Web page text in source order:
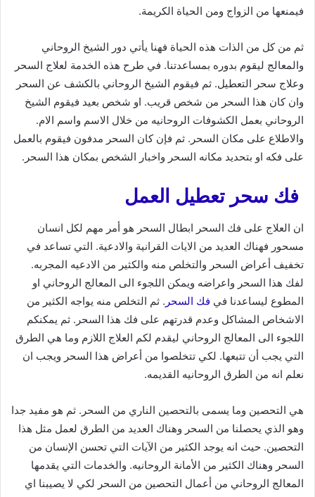
فيمنعها من الزواج ومن الحياة الكريمة.
ثم من كل من الذات هذه الحياة فهنا يأتي دور الشيخ الروحاني
والمعالج ليقوم بدوره بمساعدتنا. في طرح هذه الخدمة لعلاج السحر
وعلاج سحر التعطيل. ثم فيقوم الشيخ الروحاني بالكشف عن السحر
وان كان هذا السحر من شخص قريب. او شخص بعيد فيقوم الشيخ
الروحاني بعمل الكشوفات الروحانيه من خلال الاسم واسم الام.
والاطلاع على مكان السحر. ثم فإن كان السحر مدفون فيقوم بالعمل
على فكه او بتحديد مكانه السحر واخبار الشخص بمكان هذا السحر.
فك سحر تعطيل العمل
ان العلاج على فك السحر ابطال السحر هو أمر مهم لكل انسان
مسحور فهناك العديد من الايات القرانية والادعية. التي تساعد في
تخفيف أعراض السحر والتخلص منه والكثير من الادعيه المجربه.
لفك هذا السحر واعراضه ويمكن اللجوء الى المعالج الروحاني او
المطوع ليساعدنا في فك السحر . ثم التخلص منه يواجه الكثير من
الاشخاص المشاكل وعدم قدرتهم على فك هذا السحر. ثم يمكنكم
اللجوء الى المعالج الروحاني ليقدم لكم العلاج اللازم وما هي الطرق
التي يجب أن تتبعها. لكي تتخلصوا من أعراض هذا السحر ويجب ان
نعلم انه من الطرق الروحانيه القديمه.
هي التحصين وما يسمى بالتحصين الناري من السحر. ثم هو مفيد جدا
وهو الذي يحصلنا من السحر وهناك العديد من الطرق لعمل مثل هذا
التحصين. حيث انه يوجد الكثير من الآيات التي تحسن الإنسان من
السحر وهناك الكثير من الأمانة الروحانيه. والخدمات التي يقدمها
المعالج الروحاني من أعمال التحصين من السحر لكي لا يصيبنا اي